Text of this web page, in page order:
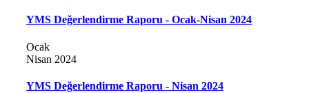
YMS Değerlendirme Raporu - Ocak-Nisan 2024
Ocak
Nisan 2024
YMS Değerlendirme Raporu - Nisan 2024